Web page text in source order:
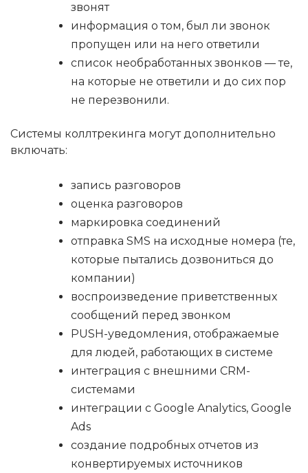
звонят
информация о том, был ли звонок
пропущен или на него ответили
список необработанных звонков — те,
на которые не ответили и до сих пор
не перезвонили.
Системы коллтрекинга могут дополнительно
включать:
запись разговоров
оценка разговоров
маркировка соединений
отправка SMS на исходные номера (те,
которые пытались дозвониться до
компании)
воспроизведение приветственных
сообщений перед звонком
PUSH-уведомления, отображаемые
для людей, работающих в системе
интеграция с внешними CRM-
системами
интеграции с Google Analytics, Google
Ads
создание подробных отчетов из
конвертируемых источников